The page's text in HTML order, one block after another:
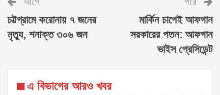
চট্টগ্রামে করোনায় ৭ জনের
মৃত্যু, শনাক্ত ৩০৬ জন
মার্কিন চাপেই আফগান
সরকারের পতন: আফগান
ভাইস প্রেসিডেন্ট
এ বিভাগের আরও খবর